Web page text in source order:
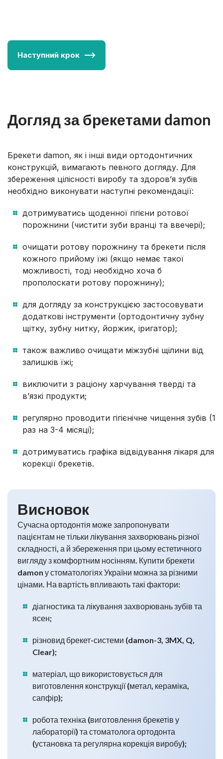
Наступний крок
Догляд за брекетами damon
Брекети damon, як і інші види ортодонтичних
конструкцій, вимагають певного догляду. Для
збереження цілісності виробу та здоров’я зубів
необхідно виконувати наступні рекомендації:
дотримуватись щоденної гігієни ротової
порожнини (чистити зуби вранці та ввечері);
очищати ротову порожнину та брекети після
кожного прийому їжі (якщо немає такої
можливості, тоді необхідно хоча б
прополоскати ротову порожнину);
для догляду за конструкцією застосовувати
додаткові інструменти (ортодонтичну зубну
щітку, зубну нитку, йоржик, іригатор);
також важливо очищати міжзубні щілини від
залишків їжі;
виключити з раціону харчування тверді та
в’язкі продукти;
регулярно проводити гігієнічне чищення зубів (1
раз на 3-4 місяці);
дотримуватись графіка відвідування лікаря для
корекції брекетів.
Висновок
Сучасна ортодонтія може запропонувати
пацієнтам не тільки лікування захворювань різної
складності, а й збереження при цьому естетичного
вигляду з комфортним носінням. Купити брекети
damon у стоматологіях України можна за різними
цінами. На вартість впливають такі фактори:
діагностика та лікування захворювань зубів та
ясен;
різновид брекет-системи (damon-3, 3MX, Q,
Clear);
матеріал, що використовується для
виготовлення конструкції (метал, кераміка,
сапфір);
робота техніка (виготовлення брекетів у
лабораторії) та стоматолога ортодонта
(установка та регулярна корекція виробу);